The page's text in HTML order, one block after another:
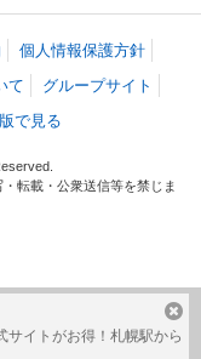
サイトがお得！札幌駅から
個人情報保護方針
て
グループサイト
で見る
転載・公衆送信等を禁じま